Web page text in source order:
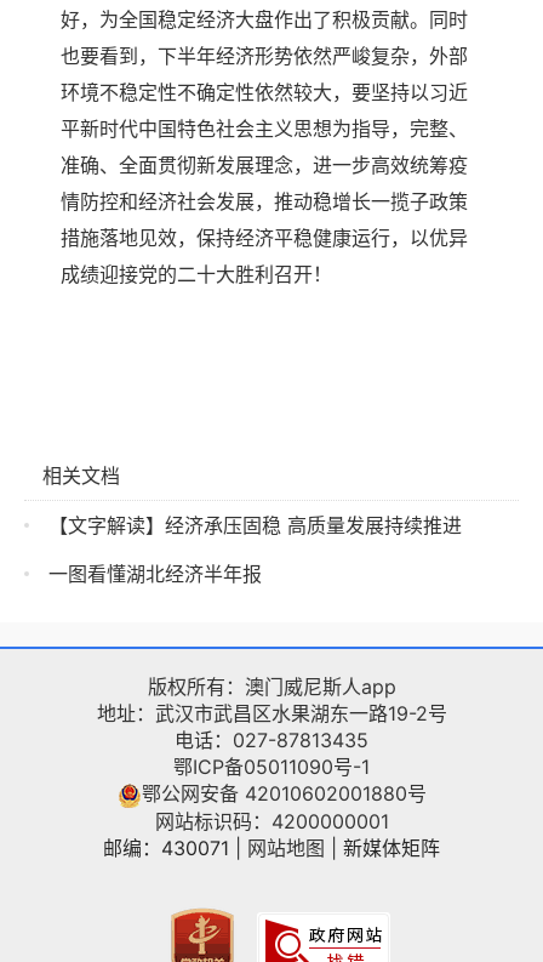
好，为全国稳定经济大盘作出了积极贡献。同时
也要看到，下半年经济形势依然严峻复杂，外部
环境不稳定性不确定性依然较大，要坚持以习近
平新时代中国特色社会主义思想为指导，完整、
准确、全面贯彻新发展理念，进一步高效统筹疫
情防控和经济社会发展，推动稳增长一揽子政策
措施落地见效，保持经济平稳健康运行，以优异
成绩迎接党的二十大胜利召开！
相关文档
【文字解读】经济承压固稳 高质量发展持续推进
一图看懂湖北经济半年报
版权所有：澳门威尼斯人app
地址：武汉市武昌区水果湖东一路19-2号
电话：027-87813435
鄂ICP备05011090号-1
鄂公网安备 42010602001880号
网站标识码：4200000001
邮编：430071
网站地图 新媒体矩阵